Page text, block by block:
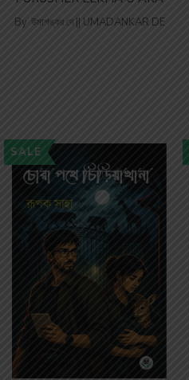
By উমাশঙ্কর দে || UMADANKAR DE
SALE